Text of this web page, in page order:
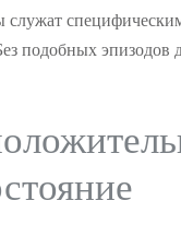
подобных